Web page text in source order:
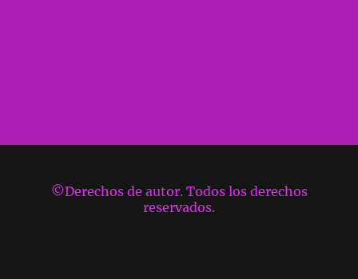
©Derechos de autor. Todos los derechos
reservados.